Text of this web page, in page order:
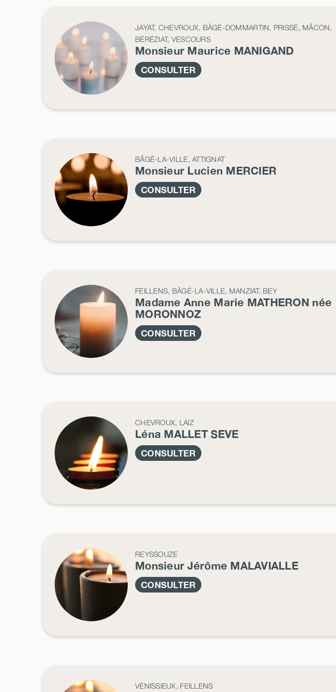
JAYAT, CHEVROUX, BÂGÉ-DOMMARTIN, PRISSÉ, MÂCON,
BÉRÉZIAT, VESCOURS
Monsieur Maurice MANIGAND
CONSULTER
BÂGÉ-LA-VILLE, ATTIGNAT
Monsieur Lucien MERCIER
CONSULTER
FEILLENS, BÂGÉ-LA-VILLE, MANZIAT, BEY
Madame Anne Marie MATHERON née
MORONNOZ
CONSULTER
CHEVROUX, LAIZ
Léna MALLET SEVE
CONSULTER
REYSSOUZE
Monsieur Jérôme MALAVIALLE
CONSULTER
VÉNISSIEUX, FEILLENS